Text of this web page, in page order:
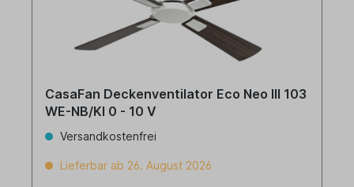
CasaFan Deckenventilator Eco Neo III 103
WE-NB/KI 0 - 10 V
Versandkostenfrei
Lieferbar ab 26. August 2026